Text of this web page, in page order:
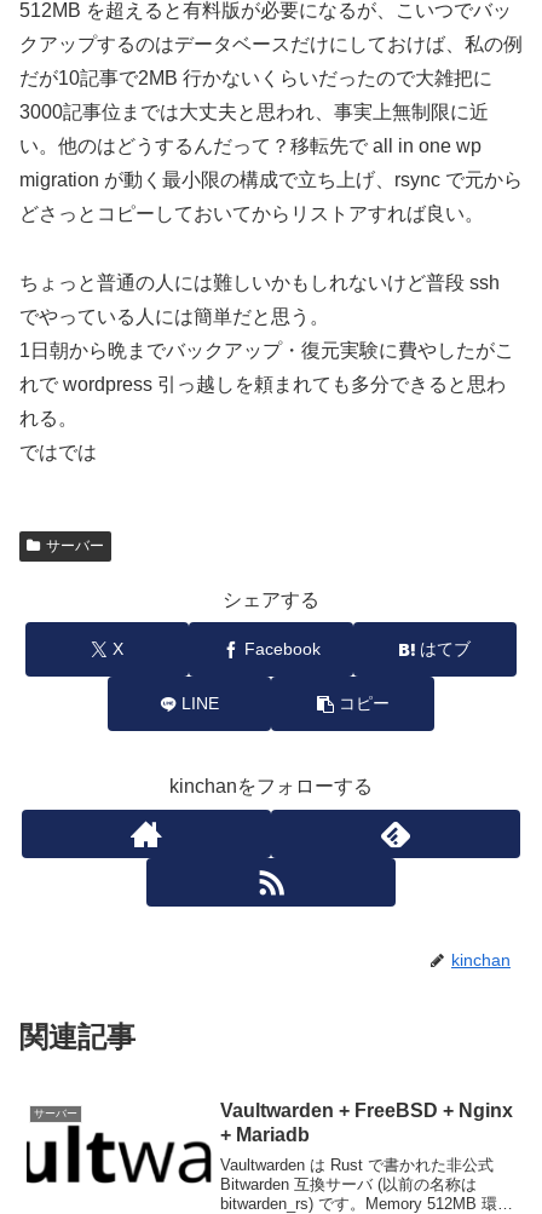
512MB を超えると有料版が必要になるが、こいつでバッ
クアップするのはデータベースだけにしておけば、私の例
だが10記事で2MB 行かないくらいだったので大雑把に
3000記事位までは大丈夫と思われ、事実上無制限に近
い。他のはどうするんだって？移転先で all in one wp
migration が動く最小限の構成で立ち上げ、rsync で元から
どさっとコピーしておいてからリストアすれば良い。
ちょっと普通の人には難しいかもしれないけど普段 ssh
でやっている人には簡単だと思う。
1日朝から晩までバックアップ・復元実験に費やしたがこ
れで wordpress 引っ越しを頼まれても多分できると思わ
れる。
ではでは
サーバー
シェアする
X Facebook はてブ
LINE コピー
kinchanをフォローする
kinchan
関連記事
サーバー
Vaultwarden + FreeBSD + Nginx
+ Mariadb
Vaultwarden は Rust で書かれた非公式
Bitwarden 互換サーバ (以前の名称は
bitwarden_rs) です。Memory 512MB 環境